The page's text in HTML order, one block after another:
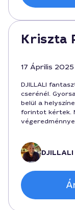
Kriszta
17 Április 2025
DJILLALI
cserénél.
belül a
forintot kértek.
DJILLALI